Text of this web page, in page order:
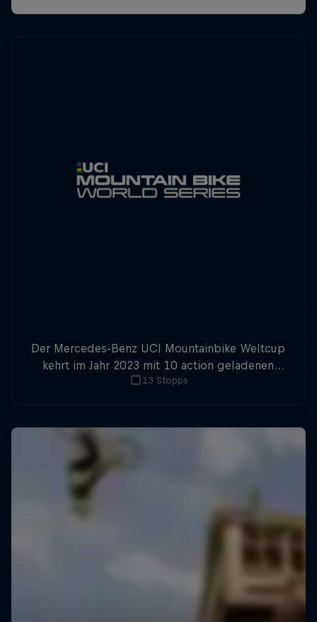
Der Mercedes-Benz UCI Mountainbike Weltcup
kehrt im Jahr 2023 mit 10 action geladenen
Stopps zurück, darunter acht Downhill- und
13 Stopps